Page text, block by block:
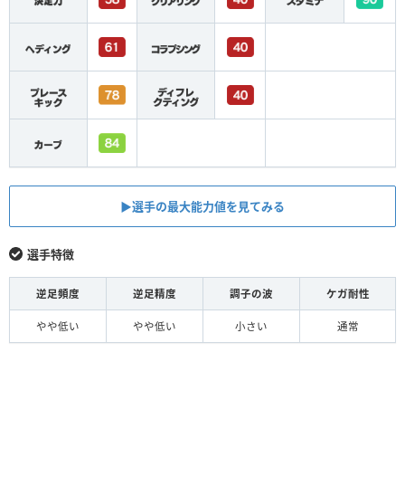
▶︎選手の最大能力値を見てみる
選手特徴
逆足頻度 逆足精度 調子の波 ケガ耐性
やや低い やや低い 小さい 通常